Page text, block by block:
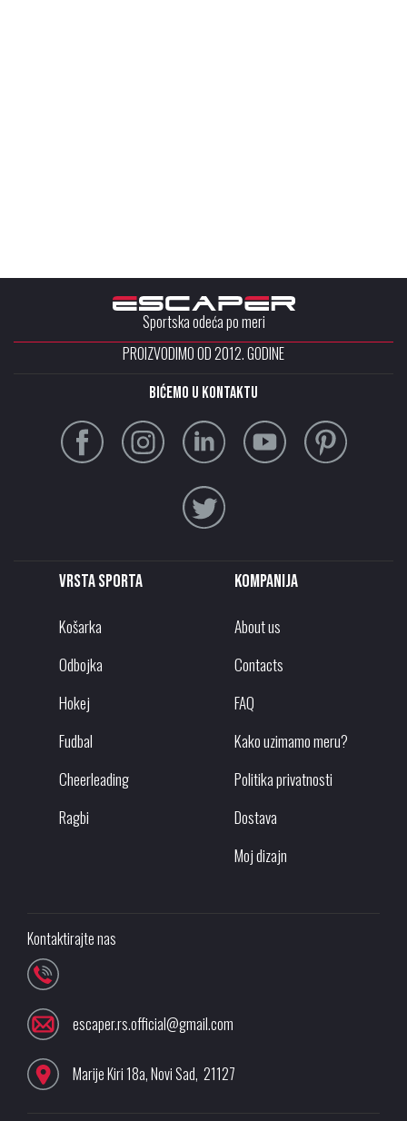
Sportska odeća po meri
PROIZVODIMO OD 2012. GODINE
Bićemo u kontaktu
Vrsta sporta
Košarka
Odbojka
Hokej
Fudbal
Cheerleading
Ragbi
Kompanija
About us
Contacts
FAQ
Kako uzimamo meru?
Politika privatnosti
Dostava
Moj dizajn
Kontaktirajte nas
escaper.rs.official@gmail.com
Marije Kiri 18a,Novi Sad, 21127